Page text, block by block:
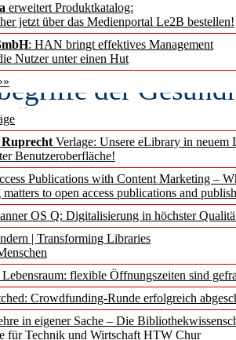
erweitert Produktkatalog:
jetzt über das Medienportal Le2B bestellen!
: HAN bringt effektives Management
Nutzer unter einen Hut
Verlage: Unsere eLibrary in neuem
Benutzeroberfläche!
Publications with Content Marketing –
to open access publications and
OS Q: Digitalisierung in höchster
| Transforming Libraries
flexible Öffnungszeiten sind
Crowdfunding-Runde erfolgreich
in eigener Sache – Die
für Technik und Wirtschaft HTW Chur
Intelligenz
zu verstehen
der
erscheinen